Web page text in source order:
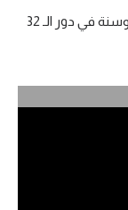
فاز مالك تيلمان بجائزة رجل مباراة أمريكا ضد البوسنة في دور الـ 32